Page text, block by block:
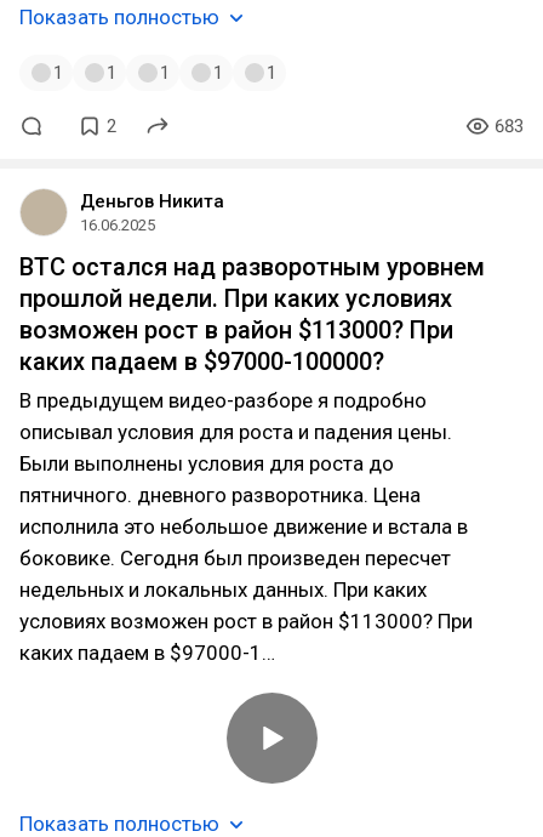
Показать полностью
1 1 1 1 1
2 683
Деньгов Никита
16.06.2025
BTC остался над разворотным уровнем
прошлой недели. При каких условиях
возможен рост в район $113000? При
каких падаем в $97000-100000?
В предыдущем видео-разборе я подробно
описывал условия для роста и падения цены.
Были выполнены условия для роста до
пятничного. дневного разворотника. Цена
исполнила это небольшое движение и встала в
боковике. Сегодня был произведен пересчет
недельных и локальных данных. При каких
условиях возможен рост в район $113000? При
каких падаем в $97000-1…
Показать полностью